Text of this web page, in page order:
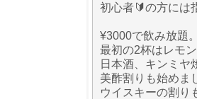
初心者🔰の方には
¥3000で飲み放題。
最初の2杯はレモ
日本酒、キンミヤ
美酢割りも始めま
ウイスキーの割り